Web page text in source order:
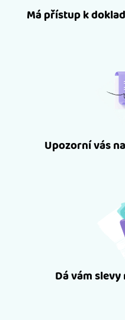
Má přístup k
Upozorní vás
Dá vám